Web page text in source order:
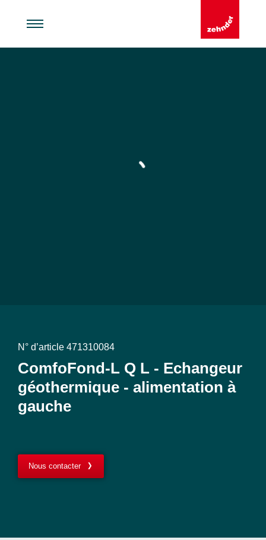
N° d’article 471310084
ComfoFond-L Q L - Echangeur
géothermique - alimentation à
gauche
Nous contacter